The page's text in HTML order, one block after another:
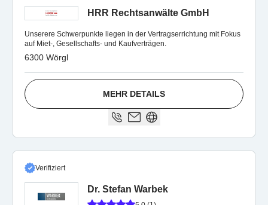
HRR Rechtsanwälte GmbH
Unserere Schwerpunkte liegen in der Vertragserrichtung mit Fokus
auf Miet-, Gesellschafts- und Kaufverträgen.
6300 Wörgl
MEHR DETAILS
Verifiziert
Dr. Stefan Warbek